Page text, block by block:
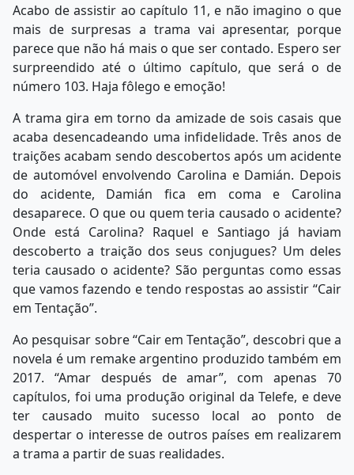
Acabo de assistir ao capítulo 11, e não imagino o que
mais de surpresas a trama vai apresentar, porque
parece que não há mais o que ser contado. Espero ser
surpreendido até o último capítulo, que será o de
número 103. Haja fôlego e emoção!
A trama gira em torno da amizade de sois casais que
acaba desencadeando uma infidelidade. Três anos de
traições acabam sendo descobertos após um acidente
de automóvel envolvendo Carolina e Damián. Depois
do acidente, Damián fica em coma e Carolina
desaparece. O que ou quem teria causado o acidente?
Onde está Carolina? Raquel e Santiago já haviam
descoberto a traição dos seus conjugues? Um deles
teria causado o acidente? São perguntas como essas
que vamos fazendo e tendo respostas ao assistir “Cair
em Tentação”.
Ao pesquisar sobre “Cair em Tentação”, descobri que a
novela é um remake argentino produzido também em
2017. “Amar después de amar”, com apenas 70
capítulos, foi uma produção original da Telefe, e deve
ter causado muito sucesso local ao ponto de
despertar o interesse de outros países em realizarem
a trama a partir de suas realidades.